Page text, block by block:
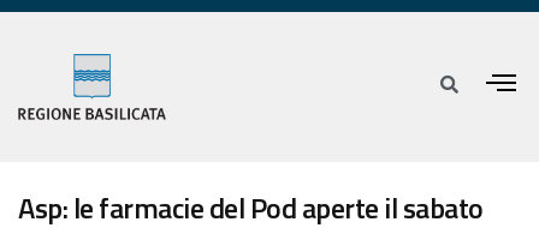
Asp: le farmacie del Pod aperte il sabato